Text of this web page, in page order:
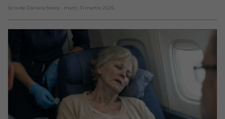
Scris de Daniela Stoica - marți, 31 martie 2026